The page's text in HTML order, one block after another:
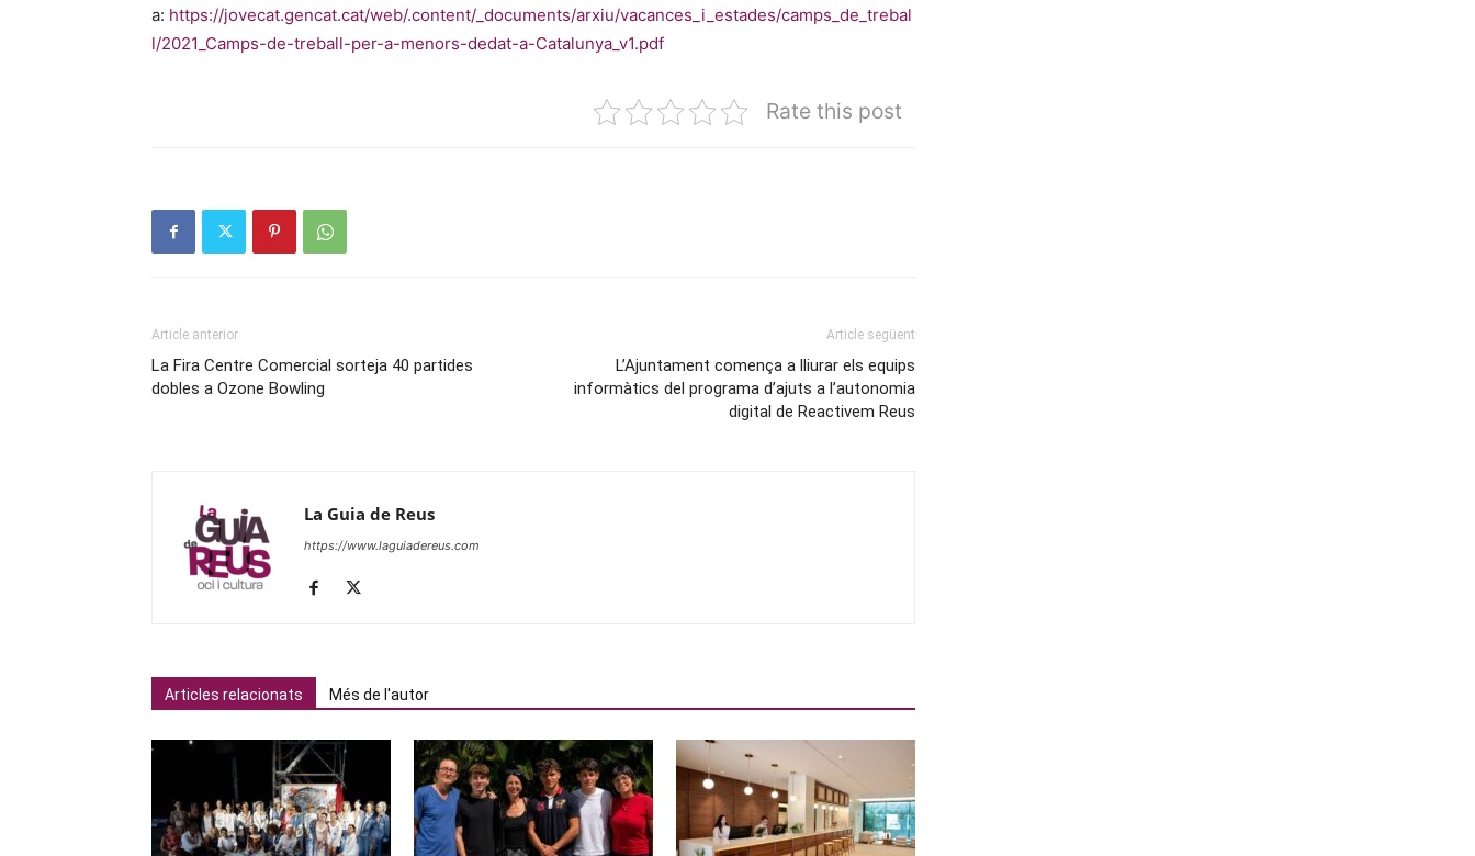
a: https://jovecat.gencat.cat/web/.content/_documents/arxiu/vacances_i_estades/camps_de_trebal
l/2021_Camps-de-treball-per-a-menors-dedat-a-Catalunya_v1.pdf
Rate this post
Article anterior
La Fira Centre Comercial sorteja 40 partides
dobles a Ozone Bowling
Article següent
L’Ajuntament comença a lliurar els equips
informàtics del programa d’ajuts a l’autonomia
digital de Reactivem Reus
La Guia de Reus
https://www.laguiadereus.com
Articles relacionats Més de l'autor